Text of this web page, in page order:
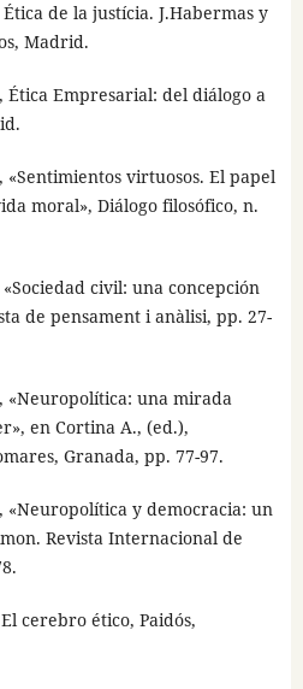
Ética de la justícia. J.Habermas y
Madrid.
Ética Empresarial: del diálogo a
«Sentimientos virtuosos. El papel
moral», Diálogo filosófico, n.
«Sociedad civil: una concepción
de pensament i anàlisi, pp. 27-
«Neuropolítica: una mirada
en Cortina A., (ed.),
Granada, pp. 77-97.
«Neuropolítica y democracia: un
Revista Internacional de
cerebro ético, Paidós,